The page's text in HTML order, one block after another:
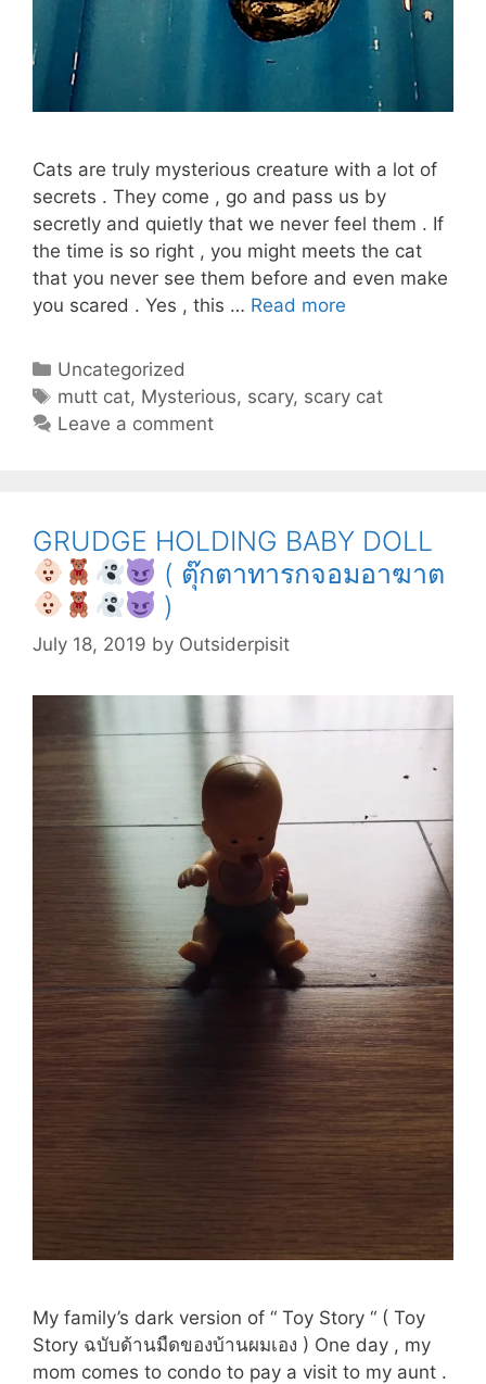
Cats are truly mysterious creature with a lot of
secrets . They come , go and pass us by
secretly and quietly that we never feel them . If
the time is so right , you might meets the cat
that you never see them before and even make
you scared . Yes , this … Read more
ลึกลับ
ที่
Categories
Uncategorized
Tags
mutt cat, Mysterious, scary, scary cat
Leave a comment
GRUDGE HOLDING BABY DOLL
( ตุ๊กตาทารกจอมอาฆาต
)
July 18, 2019 by Outsiderpisit
My family’s dark version of “ Toy Story “ ( Toy
Story ฉบับด้านมืดของบ้านผมเอง ) One day , my
mom comes to condo to pay a visit to my aunt .